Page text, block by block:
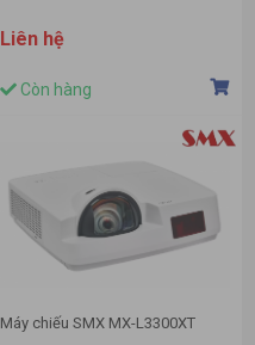
Liên hệ
Còn hàng
Máy chiếu SMX MX-L3300XT